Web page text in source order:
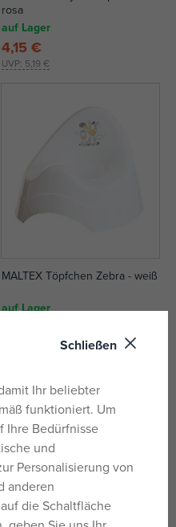
rosa
auf Lager
UVP: 5,19 €
4,15 €
MALTEX Töpfchen Zebra - weiß
auf Lager
Schließen
Ihr beliebter
funktioniert. Um
Ihre Bedürfnisse
und
Personalisierung von
anderen
die Schaltfläche